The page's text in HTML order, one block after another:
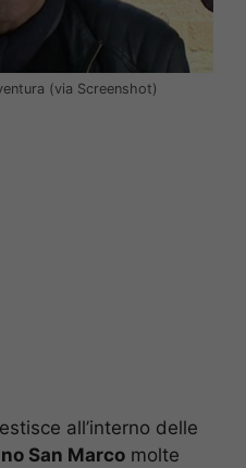
(via Screenshot)
all’interno delle
San Marco molte